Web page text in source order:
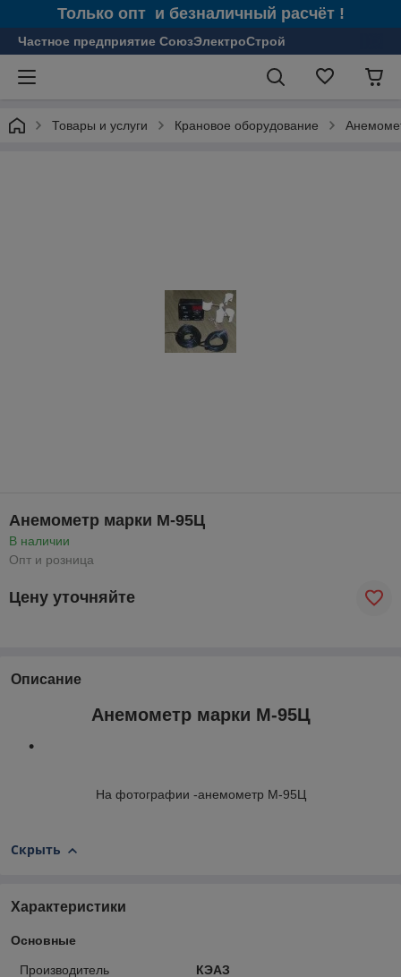
Только опт и безналичный расчёт !
Частное предприятие СоюзЭлектроСтрой
Товары и услуги Крановое оборудование
Анемометр марки М-95Ц
В наличии
Опт и розница
Цену уточняйте
Описание
Анемометр марки М-95Ц
На фотографии -анемометр М-95Ц
Скрыть
Характеристики
Основные
Производитель
КЭАЗ